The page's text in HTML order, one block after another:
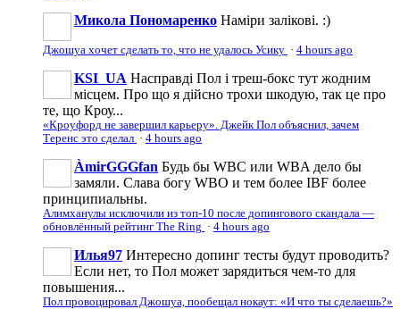
Микола Пономаренко Наміри залікові. :)
Джошуа хочет сделать то, что не удалось Усику · 4 hours ago
KSI_UA Насправді Пол і треш-бокс тут жодним
місцем. Про що я дійсно трохи шкодую, так це про
те, що Кроу...
«Кроуфорд не завершил карьеру». Джейк Пол объяснил, зачем
Теренс это сделал · 4 hours ago
ÀmirGGGfan Будь бы WBC или WBA дело бы
замяли. Слава богу WBO и тем более IBF более
принципиальны.
Алимханулы исключили из топ-10 после допингового скандала —
обновлённый рейтинг The Ring · 4 hours ago
Илья97 Интересно допинг тесты будут проводить?
Если нет, то Пол может зарядиться чем-то для
повышения...
Пол провоцировал Джошуа, пообещал нокаут: «И что ты сделаешь?»